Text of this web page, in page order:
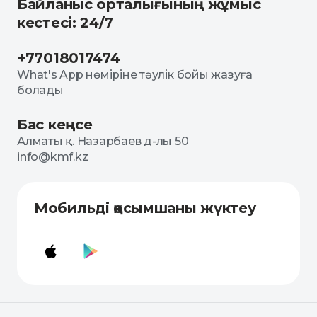
Байланыс орталығының жұмыс
кестесі: 24/7
+77018017474
What's App нөміріне тәулік бойы жазуға
болады
Бас кеңсе
Алматы қ. Назарбаев д-лы 50
info@kmf.kz
Мобильді қосымшаны жүктеу